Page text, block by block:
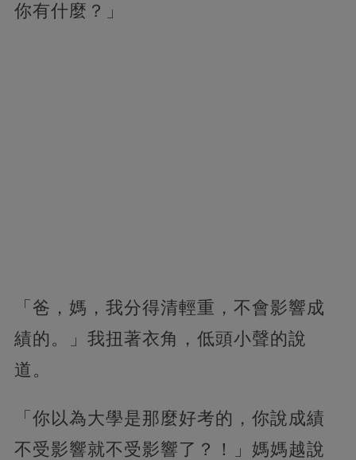
你有什麼？」
「爸，媽，我分得清輕重，不會影響成
績的。」我扭著衣角，低頭小聲的說
道。
「你以為大學是那麼好考的，你說成績
不受影響就不受影響了？！」媽媽越說